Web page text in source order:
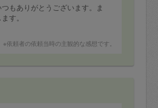
もありがとうございます。ま
す。
※依頼者の依頼当時の主観的な感想です。